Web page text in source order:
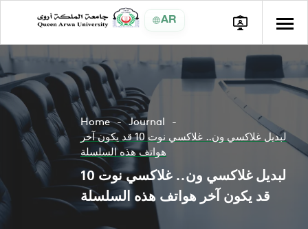
AR
Home
Journal
لبديل غلاكسي ون.. غلاكسي نوت 10 قد يكون آخر
هواتف هذه السلسلة
لبديل غلاكسي ون.. غلاكسي نوت 10
قد يكون آخر هواتف هذه السلسلة